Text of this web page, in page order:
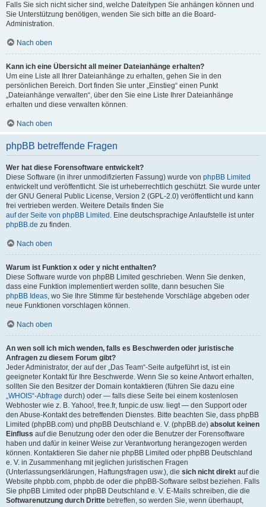
Falls Sie sich nicht sicher sind, welche Dateitypen Sie anhängen können und
Sie Unterstützung benötigen, wenden Sie sich bitte an die Board-
Administration.
Nach oben
Kann ich eine Übersicht all meiner Dateianhänge erhalten?
Um eine Liste all Ihrer Dateianhänge zu erhalten, gehen Sie in den
persönlichen Bereich. Dort finden Sie unter „Einstieg“ einen Punkt
„Dateianhänge verwalten“, über den Sie eine Liste Ihrer Dateianhänge
erhalten und diese verwalten können.
Nach oben
phpBB betreffende Fragen
Wer hat diese Forensoftware entwickelt?
Diese Software (in ihrer unmodifizierten Fassung) wurde von phpBB Limited
entwickelt und veröffentlicht. Sie ist urheberrechtlich geschützt. Sie wurde unter
der GNU General Public License, Version 2 (GPL-2.0) veröffentlicht und kann
frei vertrieben werden. Weitere Details finden Sie
auf der Seite von phpBB Limited . Eine deutschsprachige Anlaufstelle ist unter
phpBB.de zu finden.
Nach oben
Warum ist Funktion x oder y nicht enthalten?
Diese Software wurde von phpBB Limited geschrieben. Wenn Sie denken,
dass eine Funktion implementiert werden sollte, dann besuchen Sie
phpBB Ideas, wo Sie Ihre Stimme für bestehende Vorschläge abgeben oder
neue Funktionen vorschlagen können.
Nach oben
An wen soll ich mich wenden, falls es Beschwerden oder juristische
Anfragen zu diesem Forum gibt?
Jeder Administrator, der auf der „Das Team“-Seite aufgeführt ist, ist ein
geeigneter Kontakt für Ihre Beschwerde. Wenn Sie so keine Antwort erhalten,
sollten Sie den Besitzer der Domain kontaktieren (führen Sie dazu eine
„WHOIS“-Abfrage durch) oder — falls diese Seite bei einem kostenlosen
Webhoster wie z. B. Yahoo!, free.fr, funpic.de usw. liegt — den Support oder
den Abuse-Kontakt des betreffenden Dienstes. Bitte beachten Sie, dass phpBB
Limited (phpBB.com) und phpBB Deutschland e. V. (phpBB.de) absolut keinen
Einfluss auf die Benutzung oder den oder die Benutzer der Forensoftware
haben und dafür in keiner Weise zur Verantwortung herangezogen werden
können. Kontaktieren Sie daher nie phpBB Limited oder phpBB Deutschland
e. V. in Zusammenhang mit jeglichen juristischen Fragen
(Unterlassungserklärungen, Haftungsfragen usw.), die sich nicht direkt auf die
Website phpbb.com, phpbb.de oder die phpBB-Software selbst beziehen. Falls
Sie phpBB Limited oder phpBB Deutschland e. V. E-Mails schreiben, die die
Softwarenutzung durch Dritte betreffen, so werden Sie, wenn überhaupt,